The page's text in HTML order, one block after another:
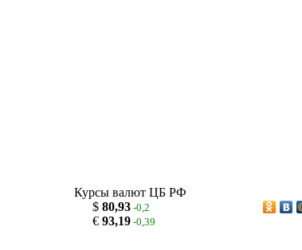
Курсы валют ЦБ РФ
$ 80,93-0,2
€ 93,19-0,39